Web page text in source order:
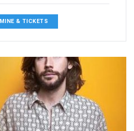
& TICKETS